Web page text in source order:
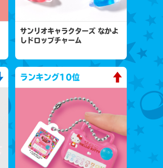
サンリオキャラクターズ なかよ
しドロップチャーム
ランキング10位